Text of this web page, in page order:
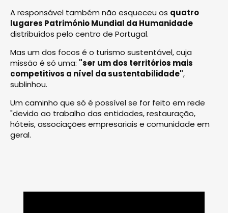
A responsável também não esqueceu os quatro
lugares Património Mundial da Humanidade
distribuídos pelo centro de Portugal.
Mas um dos focos é o turismo sustentável, cuja
missão é só uma: "ser um dos territórios mais
competitivos a nível da sustentabilidade",
sublinhou.
Um caminho que só é possível se for feito em rede
"devido ao trabalho das entidades, restauração,
hóteis, associações empresariais e comunidade em
geral.